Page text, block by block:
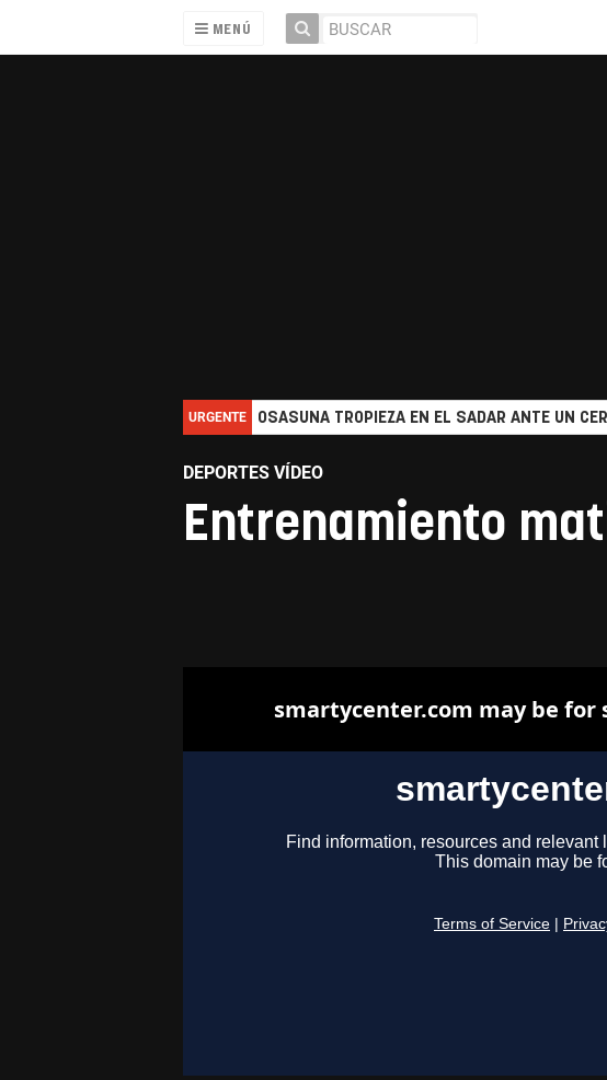
MENÚ
URGENTE OSASUNA TROPIEZA EN EL SADAR ANTE UN
DEPORTES VÍDEO
Entrenamiento